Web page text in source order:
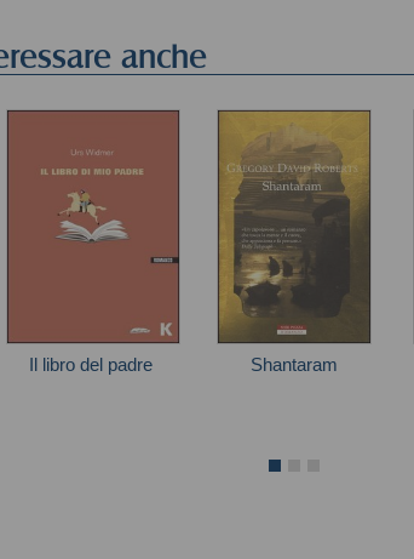
anche
Il libro del padre Shantaram